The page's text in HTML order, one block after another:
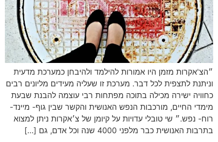
״הצ'אקרות מזמן היו אמורות להילמד ולהיבחן כמערכת מדעית
וניתנת לתצפית לכל דבר. מערכת זו שעליה מעידים מליונים רבים
כחוויה ישירה מכילה בתוכה מפתחות רבי עוצמה להבנת שבעת
מימדי החיים, מורכבות הנפש האנושית והקשר שבין גוף- מיינד-
רוח- נפש.״ שי טובלי עדויות על קיומן של צ׳אקרות ניתן למצוא
בתרבות האנושית כבר מלפני 4000 שנה וכל אדם, גם […]